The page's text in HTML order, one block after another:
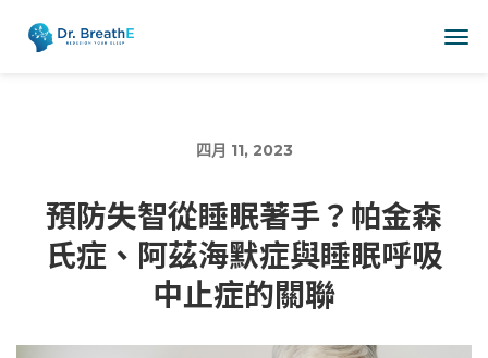
四月 11, 2023
預防失智從睡眠著手？帕金森
氏症、阿茲海默症與睡眠呼吸
中止症的關聯